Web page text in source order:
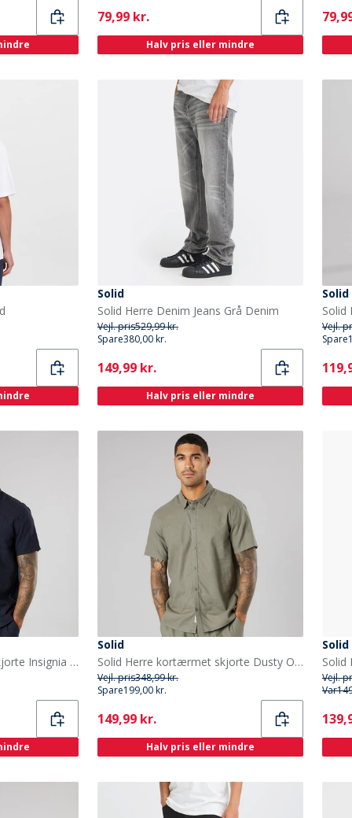
Current
79,99 kr.
Halv pris eller mindre
Solid
Solid Herre Denim Jeans Grå Denim
Vejl. pris529,99 kr.
Spare380,00 kr.
Current
149,99 kr.
Halv pris eller mindre
Solid
Solid
Vejl.
Spare
Solid Herre kortærmet skjorte Insignia Blue
Solid
Solid Herre kortærmet skjorte Dusty Olive
Vejl. pris348,99 kr.
Spare199,00 kr.
Current
149,99 kr.
Halv pris eller mindre
Solid
Solid
Vejl.
Var